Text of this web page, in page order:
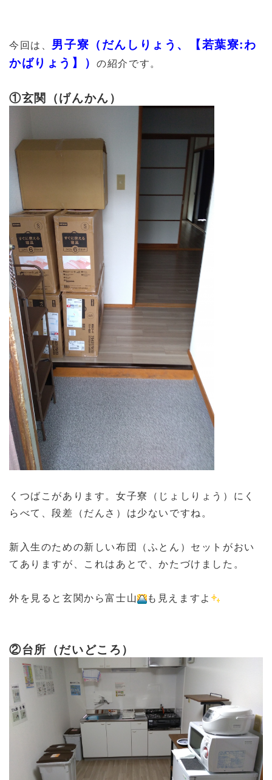
今回は、 男子寮（だんしりょう、【若葉寮:わ
かばりょう】）の紹介です。
①玄関（げんかん）
くつばこがあります。女子寮（じょしりょう）にく
らべて、段差（だんさ）は少ないですね。
新入生のための新しい布団（ふとん）セットがおい
てありますが、これはあとで、かたづけました。
外を見ると玄関から富士山 も見えますよ
②台所（だいどころ）